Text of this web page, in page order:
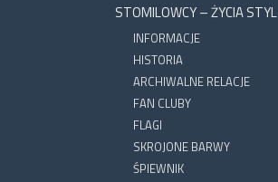
STOMILOWCY – ŻYCIA STYL
INFORMACJE
HISTORIA
ARCHIWALNE RELACJE
FAN CLUBY
FLAGI
SKROJONE BARWY
ŚPIEWNIK